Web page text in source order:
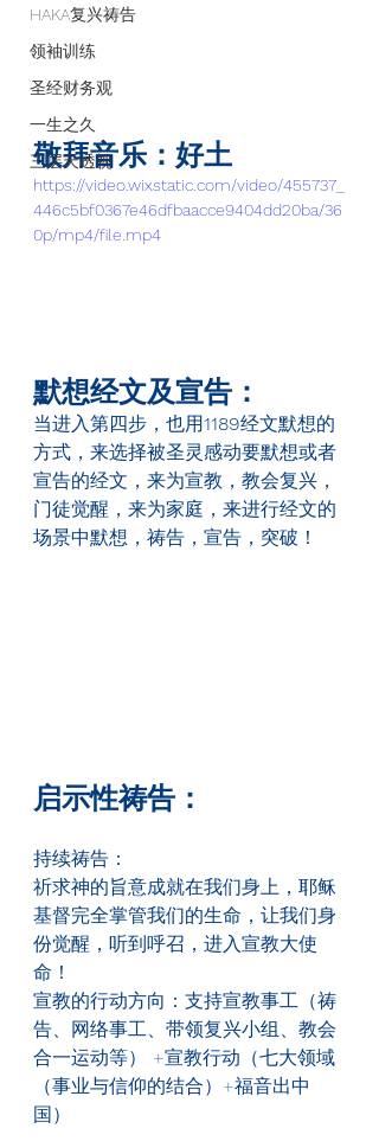
HAKA复兴祷告
领袖训练
圣经财务观
一生之久
三层天透视
敬拜音乐：好土
https://video.wixstatic.com/video/455737_
446c5bf0367e46dfbaacce9404dd20ba/36
0p/mp4/file.mp4
默想经文及宣告：
当进入第四步，也用1189经文默想的
方式，来选择被圣灵感动要默想或者
宣告的经文，来为宣教，教会复兴，
门徒觉醒，来为家庭，来进行经文的
场景中默想，祷告，宣告，突破！
启示性祷告：
持续祷告：
祈求神的旨意成就在我们身上，耶稣
基督完全掌管我们的生命，让我们身
份觉醒，听到呼召，进入宣教大使
命！
宣教的行动方向：支持宣教事工（祷
告、网络事工、带领复兴小组、教会
合一运动等） +宣教行动（七大领域
（事业与信仰的结合）+福音出中
国）